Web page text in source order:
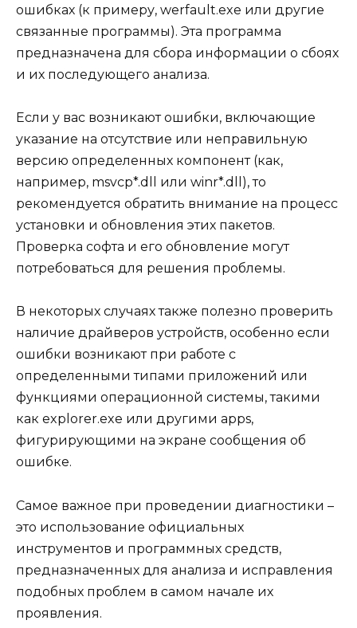
ошибках (к примеру, werfault.exe или другие
связанные программы). Эта программа
предназначена для сбора информации о сбоях
и их последующего анализа.
Если у вас возникают ошибки, включающие
указание на отсутствие или неправильную
версию определенных компонент (как,
например, msvcp*.dll или winr*.dll), то
рекомендуется обратить внимание на процесс
установки и обновления этих пакетов.
Проверка софта и его обновление могут
потребоваться для решения проблемы.
В некоторых случаях также полезно проверить
наличие драйверов устройств, особенно если
ошибки возникают при работе с
определенными типами приложений или
функциями операционной системы, такими
как explorer.exe или другими apps,
фигурирующими на экране сообщения об
ошибке.
Самое важное при проведении диагностики –
это использование официальных
инструментов и программных средств,
предназначенных для анализа и исправления
подобных проблем в самом начале их
проявления.